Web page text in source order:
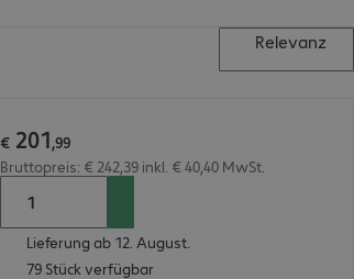
Relevanz
€ 201,99
Bruttopreis: € 242,39 inkl. € 40,40 MwSt.
Lieferung ab 12. August.
79 Stück verfügbar